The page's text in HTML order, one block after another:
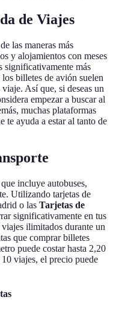
de Viajes
las maneras más
y alojamientos con meses
significativamente más
billetes de avión suelen
Así que, si deseas un
empezar a buscar al
muchas plataformas
te ayuda a estar al tanto de
incluye autobuses,
Utilizando tarjetas de
o las Tarjetas de
significativamente en tus
ilimitados durante un
que comprar billetes
puede costar hasta 2,20
viajes, el precio puede